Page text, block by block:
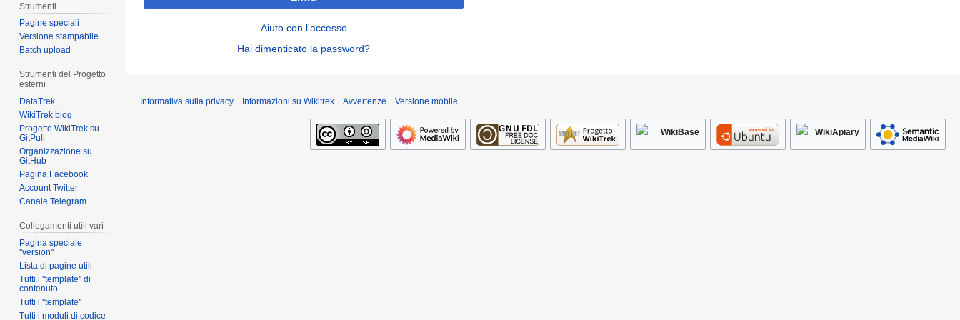
Aiuto con l'accesso
Hai dimenticato la password?
Strumenti
Pagine speciali
Versione stampabile
Batch upload
Strumenti del Progetto
esterni
DataTrek
WikiTrek blog
Progetto WikiTrek su
GitPull
Organizzazione su
GitHub
Pagina Facebook
Account Twitter
Canale Telegram
Collegamenti utili vari
Pagina speciale
''version''
Lista di pagine utili
Tutti i ''template'' di
contenuto
Tutti i ''template''
Tutti i moduli di codice
Informativa sulla privacy Informazioni su Wikitrek Avvertenze Versione mobile